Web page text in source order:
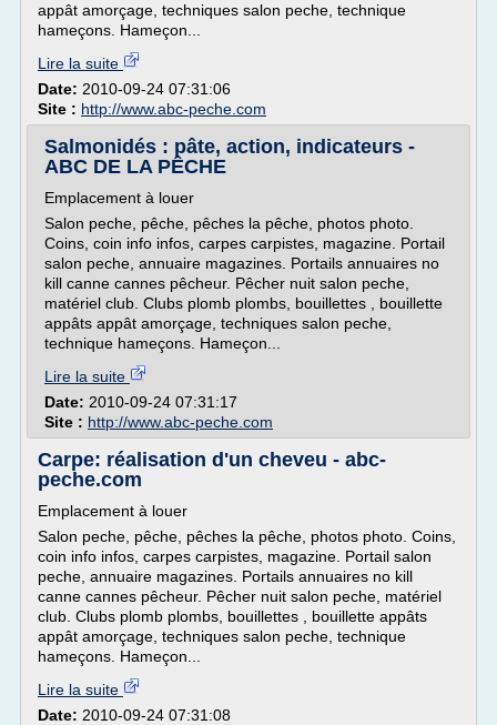
appât amorçage, techniques salon peche, technique
hameçons. Hameçon...
Lire la suite
Date: 2010-09-24 07:31:06
Site : http://www.abc-peche.com
Salmonidés : pâte, action, indicateurs -
ABC DE LA PÊCHE
Emplacement à louer
Salon peche, pêche, pêches la pêche, photos photo.
Coins, coin info infos, carpes carpistes, magazine. Portail
salon peche, annuaire magazines. Portails annuaires no
kill canne cannes pêcheur. Pêcher nuit salon peche,
matériel club. Clubs plomb plombs, bouillettes , bouillette
appâts appât amorçage, techniques salon peche,
technique hameçons. Hameçon...
Lire la suite
Date: 2010-09-24 07:31:17
Site : http://www.abc-peche.com
Carpe: réalisation d'un cheveu - abc-
peche.com
Emplacement à louer
Salon peche, pêche, pêches la pêche, photos photo. Coins,
coin info infos, carpes carpistes, magazine. Portail salon
peche, annuaire magazines. Portails annuaires no kill
canne cannes pêcheur. Pêcher nuit salon peche, matériel
club. Clubs plomb plombs, bouillettes , bouillette appâts
appât amorçage, techniques salon peche, technique
hameçons. Hameçon...
Lire la suite
Date: 2010-09-24 07:31:08